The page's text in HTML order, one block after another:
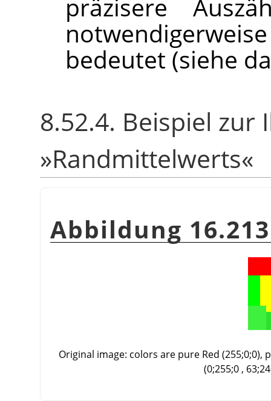
präzisere
bedeutet (siehe
8.52.4. Beispiel zur
»Randmittelwerts«
Abbildung
Original image: colors are pure Red
(0;255;0 ,